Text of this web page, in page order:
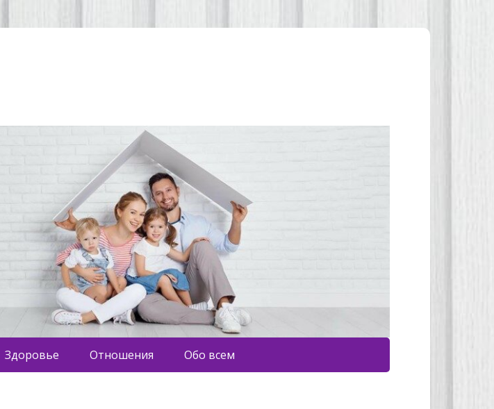
Здоровье Отношения Обо всем